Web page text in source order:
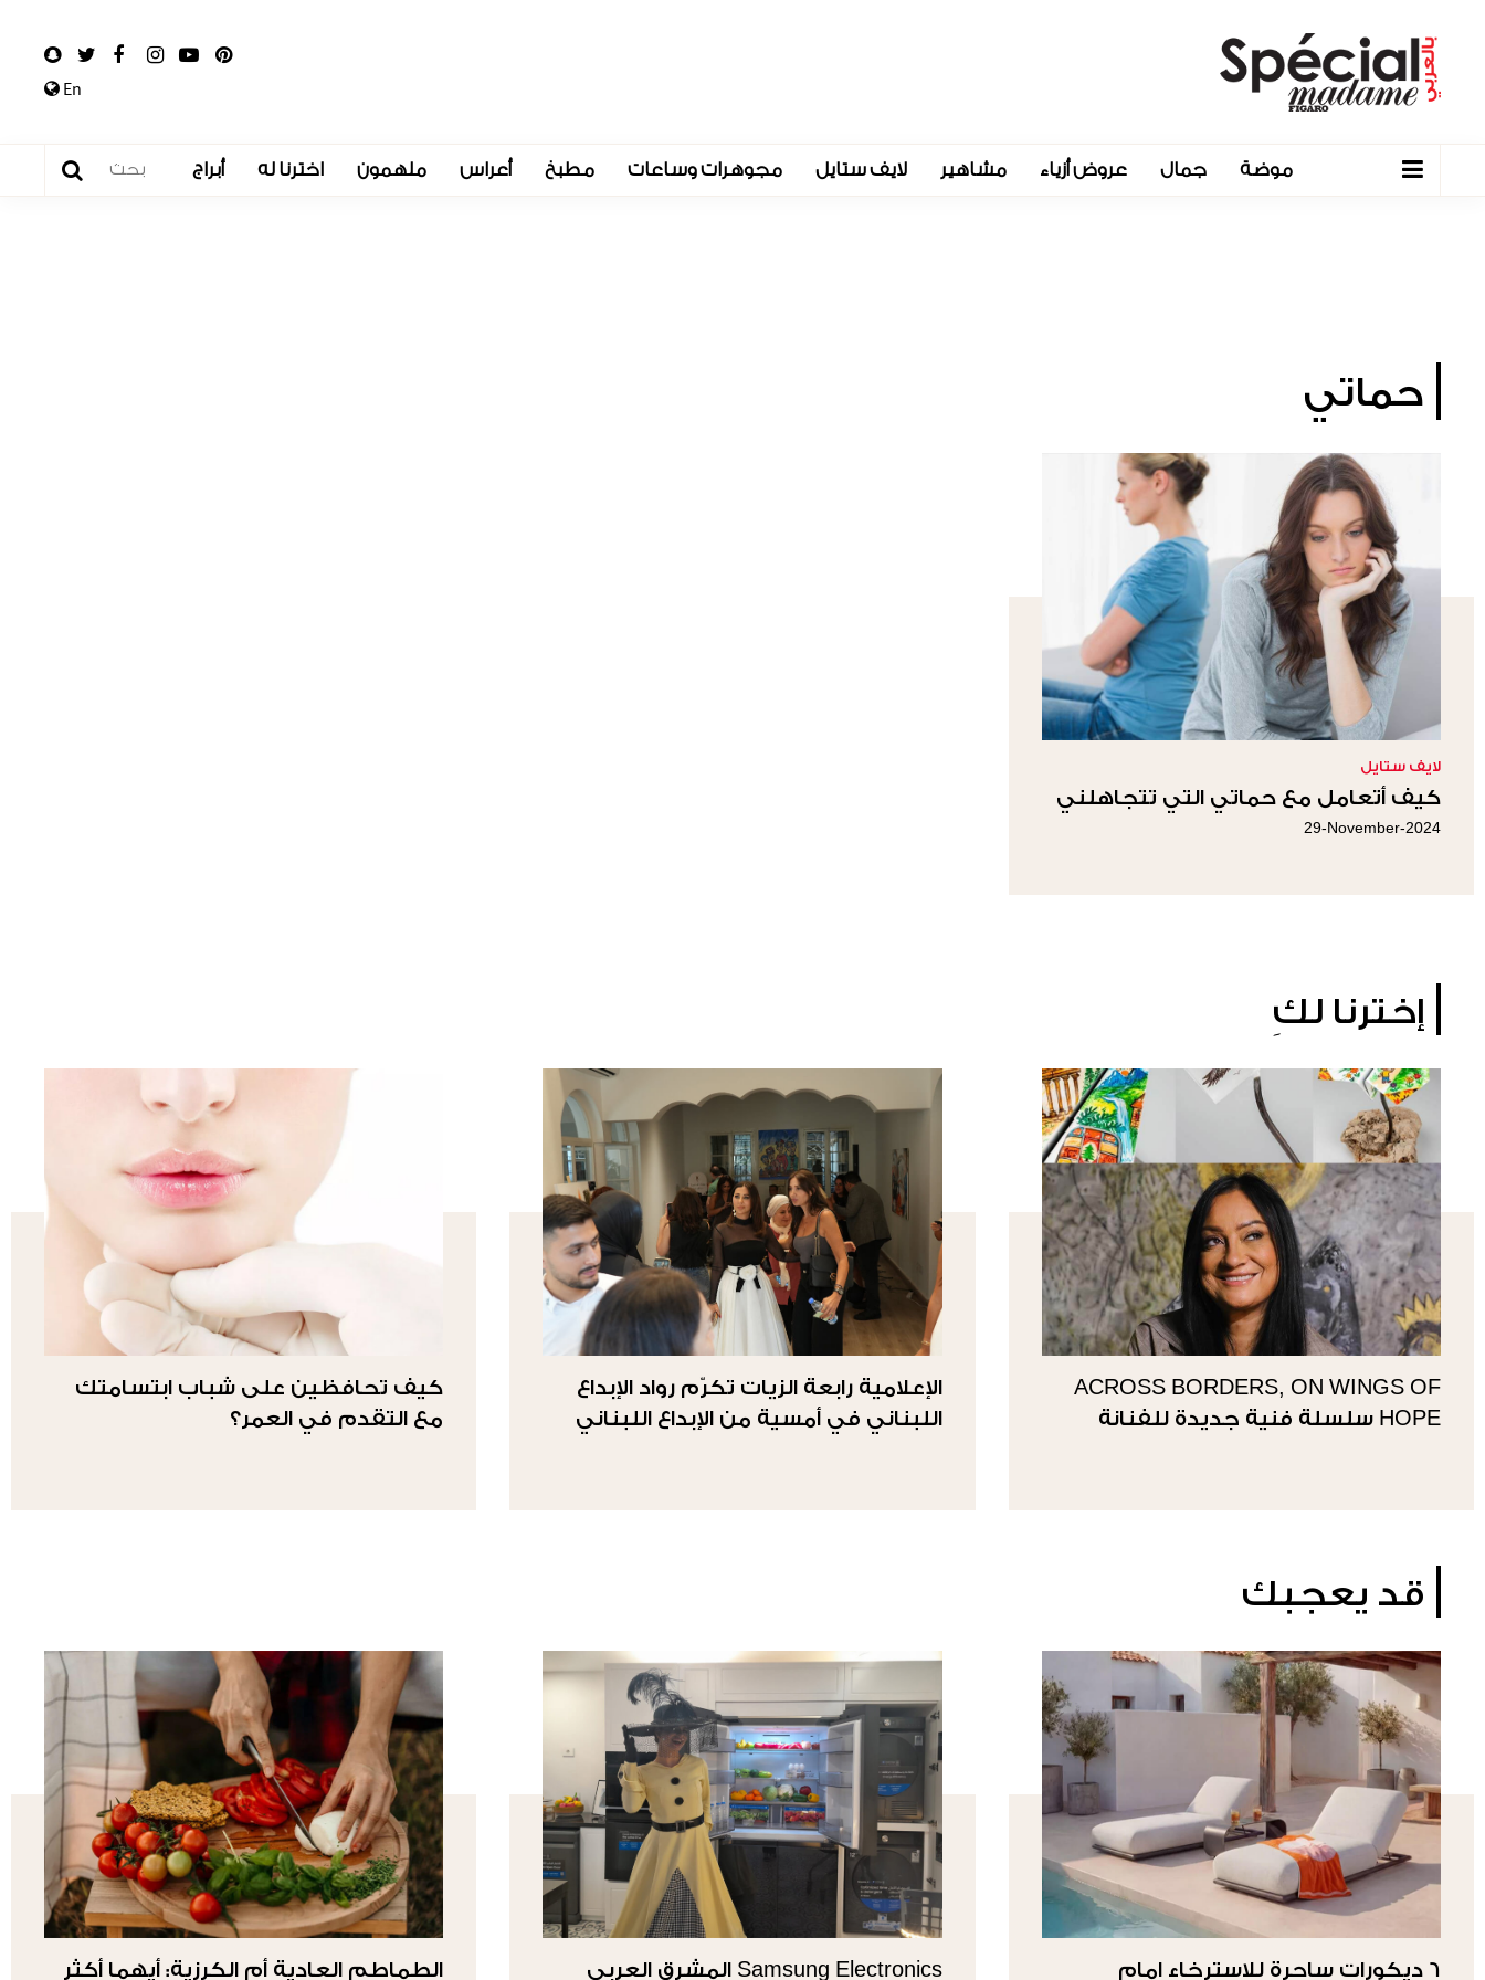
En
موضة جمال عروض أزياء مشاهير لايف ستايل مجوهرات وساعات مطبخ أعراس ملهمون اخترنا له أبراج
حماتي
لايف ستايل
كيف أتعامل مع حماتي التي تتجاهلني
29-November-2024
إخترنا لكِ
ACROSS BORDERS, ON WINGS OF
HOPE سلسلة فنية جديدة للفنانة
الإعلامية رابعة الزيات تكرّم رواد الإبداع
اللبناني في أمسية من الإبداع اللبناني
كيف تحافظين على شباب ابتسامتك
مع التقدم في العمر؟
قد يعجبك
6 ديكورات ساحرة للاسترخاء امام Samsung Electronics المشرق العربي الطماطم العادية أم الكرزية: أيهما أكثر